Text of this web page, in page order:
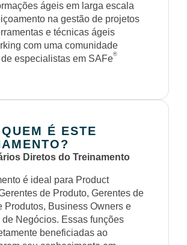
ágeis em larga escala
na gestão de projetos
e técnicas ágeis
com uma comunidade
especialistas em SAFe®
É ESTE
Diretos do Treinamento
é ideal para Product
de Produto, Gerentes de
Produtos, Business Owners e
Negócios. Essas funções
beneficiadas ao